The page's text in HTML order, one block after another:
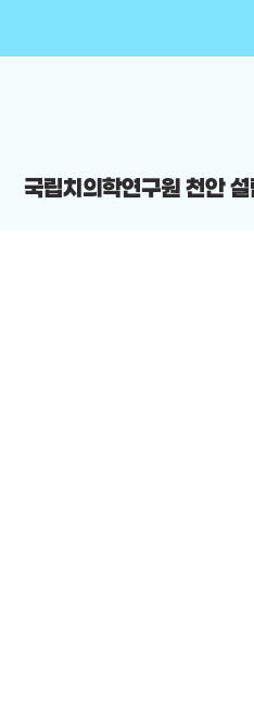
국립치의학연구원 천안